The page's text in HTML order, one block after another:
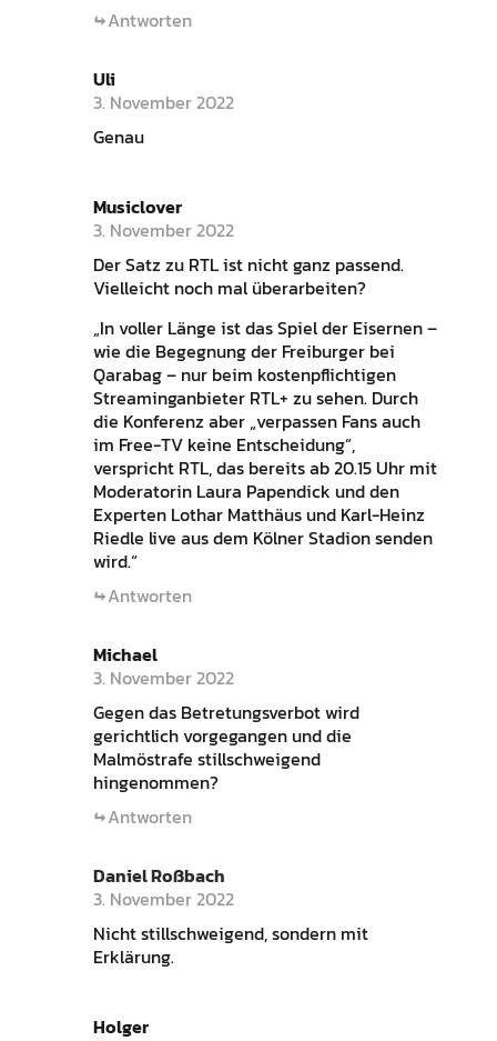
Antworten
Uli
3. November 2022
Genau
Musiclover
3. November 2022
Der Satz zu RTL ist nicht ganz passend.
Vielleicht noch mal überarbeiten?
„In voller Länge ist das Spiel der Eisernen –
wie die Begegnung der Freiburger bei
Qarabag – nur beim kostenpflichtigen
Streaminganbieter RTL+ zu sehen. Durch
die Konferenz aber „verpassen Fans auch
im Free-TV keine Entscheidung“,
verspricht RTL, das bereits ab 20.15 Uhr mit
Moderatorin Laura Papendick und den
Experten Lothar Matthäus und Karl-Heinz
Riedle live aus dem Kölner Stadion senden
wird.“
Antworten
Michael
3. November 2022
Gegen das Betretungsverbot wird
gerichtlich vorgegangen und die
Malmöstrafe stillschweigend
hingenommen?
Antworten
Daniel Roßbach
3. November 2022
Nicht stillschweigend, sondern mit
Erklärung.
Holger